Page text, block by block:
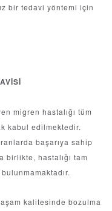
bir tedavi yöntemi için
migren hastalığı tüm
kabul edilmektedir.
başarıya sahip
hastalığı tam
kalitesinde bozulma